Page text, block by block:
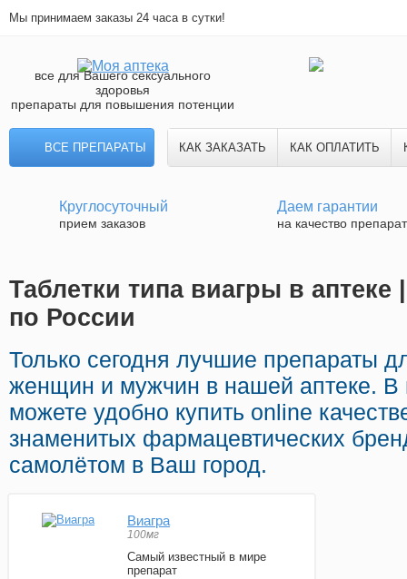
Мы принимаем заказы 24 часа в сутки!
все для Вашего сексуального
здоровья
препараты для повышения потенции
ВСЕ ПРЕПАРАТЫ КАК ЗАКАЗАТЬ КАК ОПЛАТИТЬ
Круглосуточный
прием заказов
Даем гарантии
на качество
Таблетки типа виагры в аптеке
по России
Только сегодня лучшие препараты
женщин и мужчин в нашей аптеке.
можете удобно купить online
знаменитых фармацевтических
самолётом в Ваш город.
Виагра
100мг
Самый известный в мире
препарат